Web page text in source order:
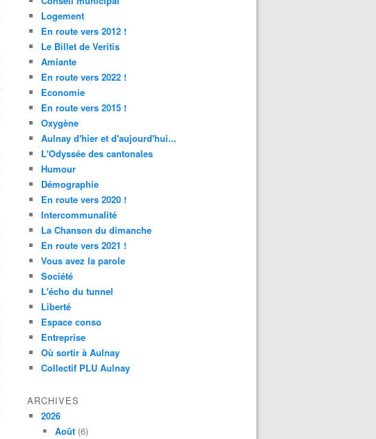
Logement
En route vers 2012 !
Le Billet de Veritis
Amiante
En route vers 2022 !
Economie
En route vers 2015 !
Oxygène
Aulnay d'hier et d'aujourd'hui...
L'Odyssée des cantonales
Humour
Démographie
En route vers 2020 !
Intercommunalité
La Chanson du dimanche
En route vers 2021 !
Vous avez la parole
Société
L'écho du tunnel
Liberté
Espace conso
Entreprise
Où sortir à Aulnay
Collectif PLU Aulnay
ARCHIVES
2026
Août (6)